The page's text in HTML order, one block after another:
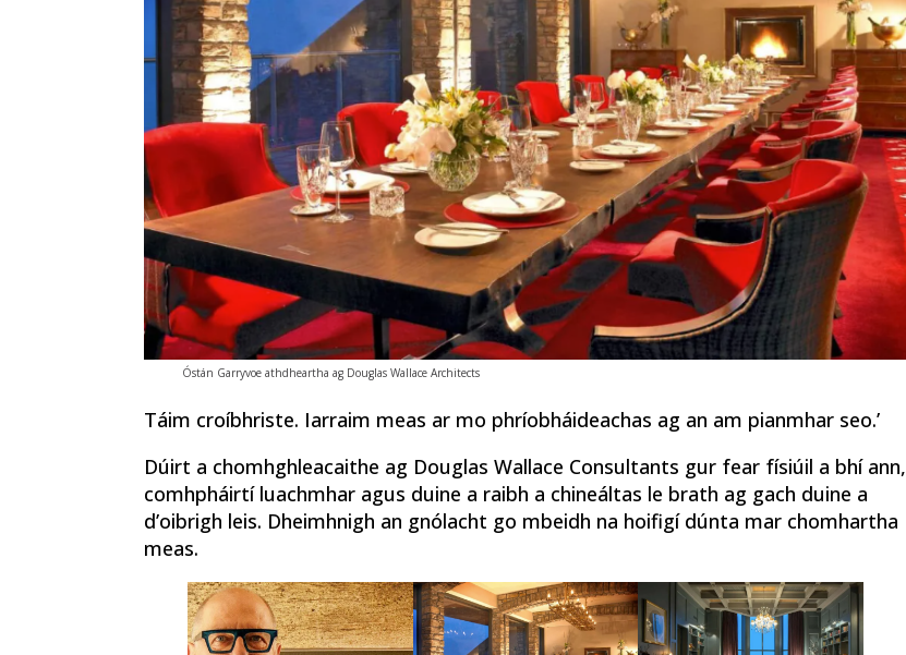
Óstán Garryvoe athdheartha ag Douglas Wallace Architects
Táim croíbhriste. Iarraim meas ar mo phríobháideachas ag an am pianmhar seo.’
Dúirt a chomhghleacaithe ag Douglas Wallace Consultants gur fear físiúil a bhí ann,
comhpháirtí luachmhar agus duine a raibh a chineáltas le brath ag gach duine a
d’oibrigh leis. Dheimhnigh an gnólacht go mbeidh na hoifigí dúnta mar chomhartha
meas.